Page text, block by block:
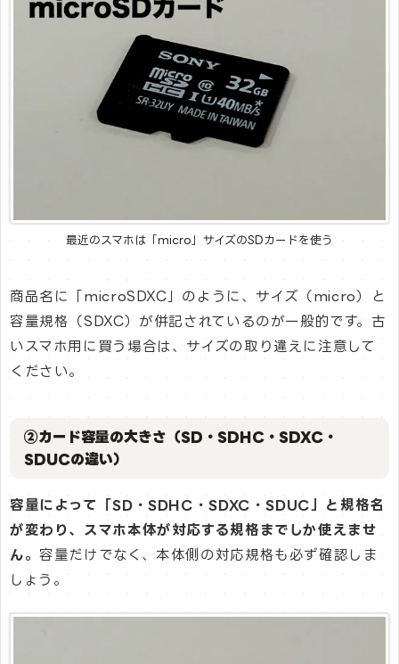
最近のスマホは「micro」サイズのSDカードを使う
商品名に「microSDXC」のように、サイズ（micro）と
容量規格（SDXC）が併記されているのが一般的です。古
いスマホ用に買う場合は、サイズの取り違えに注意して
ください。
②カード容量の大きさ（SD・SDHC・SDXC・
SDUCの違い）
容量によって「SD・SDHC・SDXC・SDUC」と規格名
が変わり、スマホ本体が対応する規格までしか使えませ
ん。容量だけでなく、本体側の対応規格も必ず確認しま
しょう。